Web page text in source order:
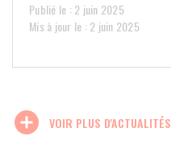
Publié le : 2 juin 2025
Mis à jour le : 2 juin 2025
add_circle VOIR PLUS D'ACTUALITÉS